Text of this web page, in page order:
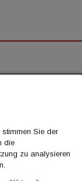
Sie der
die
zu analysieren